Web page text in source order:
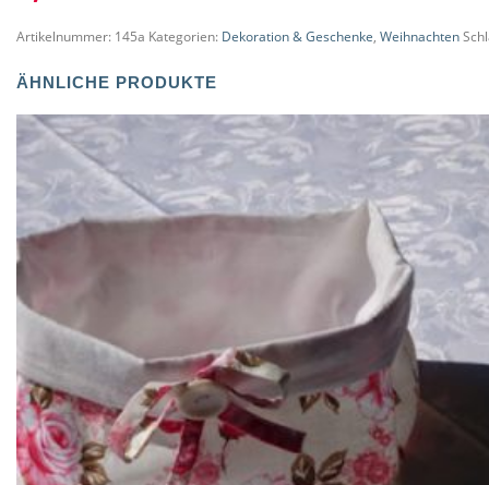
Artikelnummer: 145a Kategorien: Dekoration & Geschenke, Weihnachten
ÄHNLICHE PRODUKTE